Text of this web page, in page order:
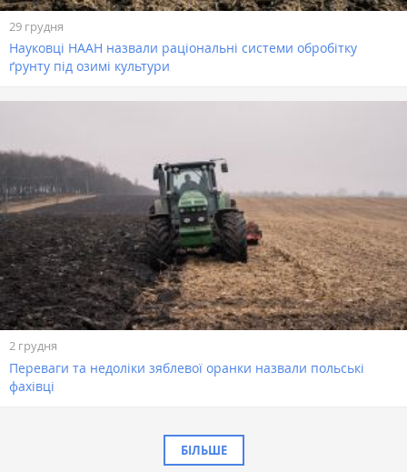
29 грудня
Науковці НААН назвали раціональні системи обробітку
ґрунту під озимі культури
2 грудня
Переваги та недоліки зяблевої оранки назвали польські
фахівці
БІЛЬШЕ